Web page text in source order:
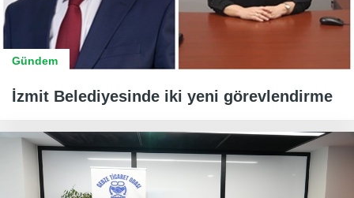
Gündem
İzmit Belediyesinde iki yeni görevlendirme